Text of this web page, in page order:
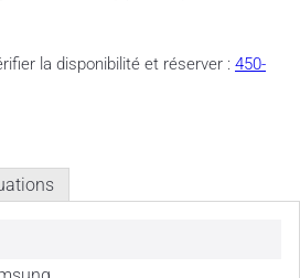
la disponibilité et réserver : 450-